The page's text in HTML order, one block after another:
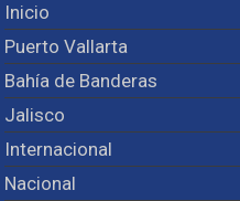
Inicio
Puerto Vallarta
Bahía de Banderas
Jalisco
Internacional
Nacional